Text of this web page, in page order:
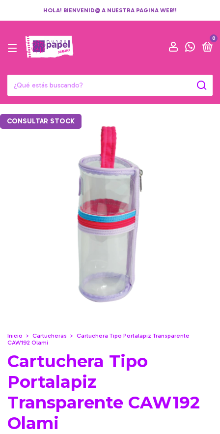
HOLA! BIENVENID@ A NUESTRA PAGINA WEB!!
0
Inicio > Cartucheras > Cartuchera Tipo Portalapiz Transparente
CAW192 Olami
Cartuchera Tipo
Portalapiz
Transparente CAW192
Olami